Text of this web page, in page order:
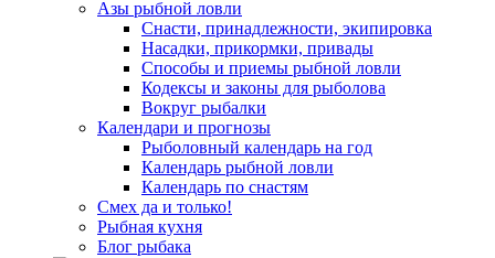
Азы рыбной ловли
Снасти, принадлежности, экипировка
Насадки, прикормки, привады
Способы и приемы рыбной ловли
Кодексы и законы для рыболова
Вокруг рыбалки
Календари и прогнозы
Рыболовный календарь на год
Календарь рыбной ловли
Календарь по снастям
Смех да и только!
Рыбная кухня
Блог рыбака